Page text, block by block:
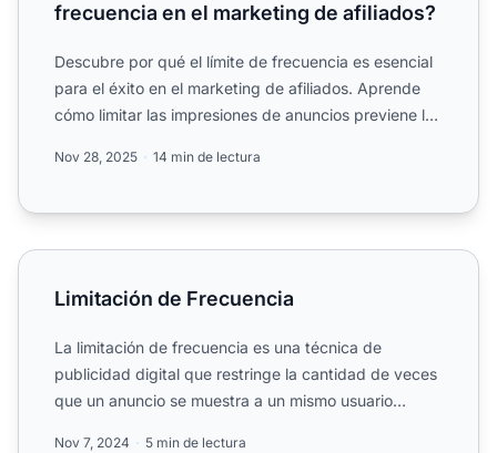
frecuencia en el marketing de afiliados?
Descubre por qué el límite de frecuencia es esencial
para el éxito en el marketing de afiliados. Aprende
cómo limitar las impresiones de anuncios previene la
Nov 28, 2025 14 min de lectura
Limitación de Frecuencia
Limitación de Frecuencia
La limitación de frecuencia es una técnica de
publicidad digital que restringe la cantidad de veces
que un anuncio se muestra a un mismo usuario
Nov 7, 2024 5 min de lectura